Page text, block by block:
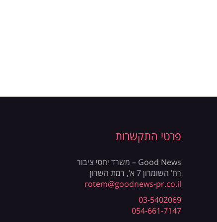
פרטי התקשרות
Good News – משרד יחסי ציבור
רח’ השומרון 7 א’, רמת השרון
rotem@goodnews-pr.co.il
03-5402069
054-661-7147